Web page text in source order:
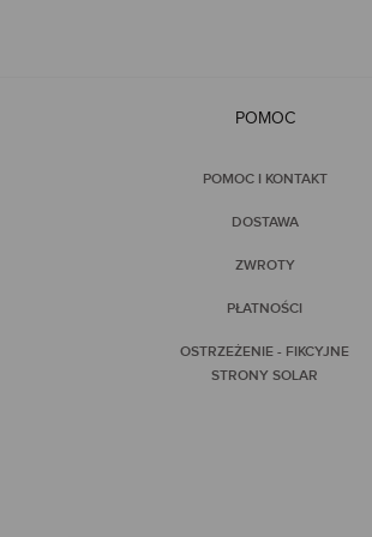
POMOC
POMOC I KONTAKT
DOSTAWA
ZWROTY
PŁATNOŚCI
OSTRZEŻENIE - FIKCYJNE
STRONY SOLAR